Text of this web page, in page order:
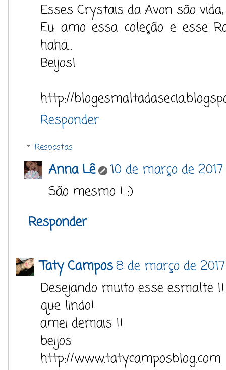
Esses Crystais da Avon são
Eu amo essa coleção e esse
haha...
Beijos!
http://
Responder
Respostas
Anna Lê
10 de março de
São mesmo ! :)
Responder
Taty Campos8 de março de
Desejando muito esse esmalte !!
que lindo!
amei demais !!
beijos
http://www.tatycamposblog.com